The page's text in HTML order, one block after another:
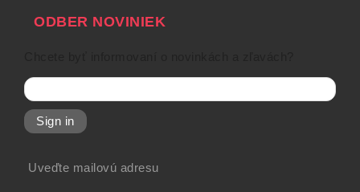
ODBER NOVINIEK
Sign in
Uveďte mailovú adresu